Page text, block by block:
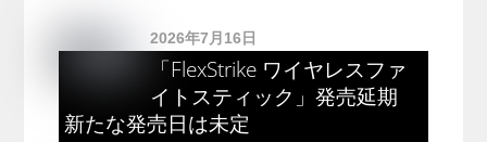
2026年7月16日
「FlexStrike ワイヤレスファ
イトスティック」発売延期
新たな発売日は未定